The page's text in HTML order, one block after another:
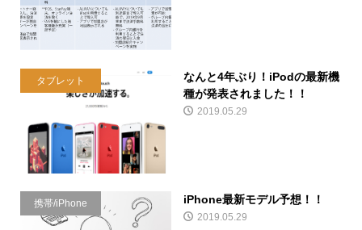
タブレット
なんと4年ぶり！iPodの最新機
種が発表されました！！
2019.05.29
携帯/iPhone iPhone最新モデル予想！！
2019.05.29